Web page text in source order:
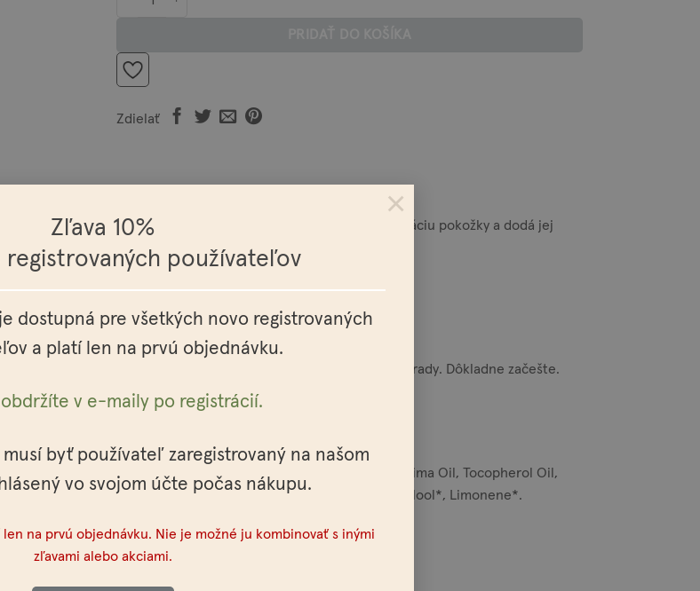
Zľava 10%
registrovaných používateľov
dostupná pre všetkých novo registrovaných
a platí len na prvú objednávku.
obdržíte v e-maily po registrácií.
byť používateľ zaregistrovaný na našom
vo svojom účte počas nákupu.
na prvú objednávku. Nie je možné ju kombinovať s inými
zľavami alebo akciami.
×
Zdielať
dodá brade, fúzom a pokožke potrebnú výživu, zlepšuje hydratáciu pokožky a dodá jej
ba aj vráskam.
brady a fúzov), votrite dlaňami a prstami do pokožky, fúzov a brady. Dôkladne začešte.
Communis Oil, Argania Spinosa Kernel Oil, Persea Gratissima Oil, Tocopherol Oil,
Oil, Pogostemon Cablin Oil, Benzyl Benzoate*, Geraniol*, Linalool*, Limonene*.